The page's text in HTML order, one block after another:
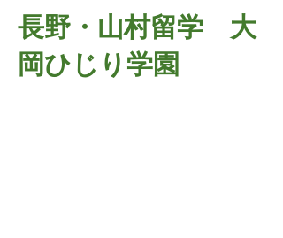
長野・山村留学 大
岡ひじり学園